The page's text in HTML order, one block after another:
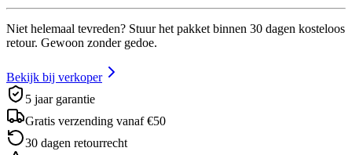
Niet helemaal tevreden? Stuur het pakket binnen 30 dagen kosteloos
retour. Gewoon zonder gedoe.
Bekijk bij verkoper
5 jaar garantie
Gratis verzending vanaf €50
30 dagen retourrecht